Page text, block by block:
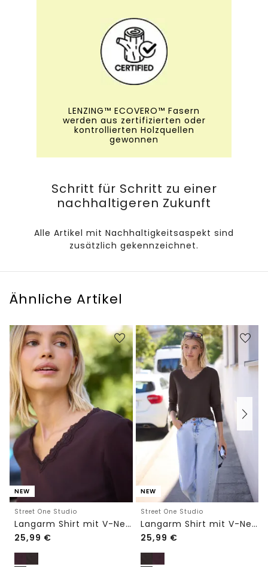
LENZING™ ECOVERO™ Fasern
werden aus zertifizierten oder
kontrollierten Holzquellen
gewonnen
Schritt für Schritt zu einer
nachhaltigeren Zukunft
Alle Artikel mit Nachhaltigkeitsaspekt sind
zusätzlich gekennzeichnet.
Ähnliche Artikel
NEW
Street One Studio
Langarm Shirt mit V-Neck und Spitze
25,99 €
NEW
Street One Studio
Langarm Shirt mit V-Neck und Spitze
25,99 €